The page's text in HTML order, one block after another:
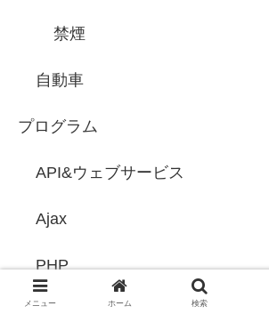
禁煙
自動車
プログラム
API&ウェブサービス
Ajax
PHP
メニュー ホーム 検索